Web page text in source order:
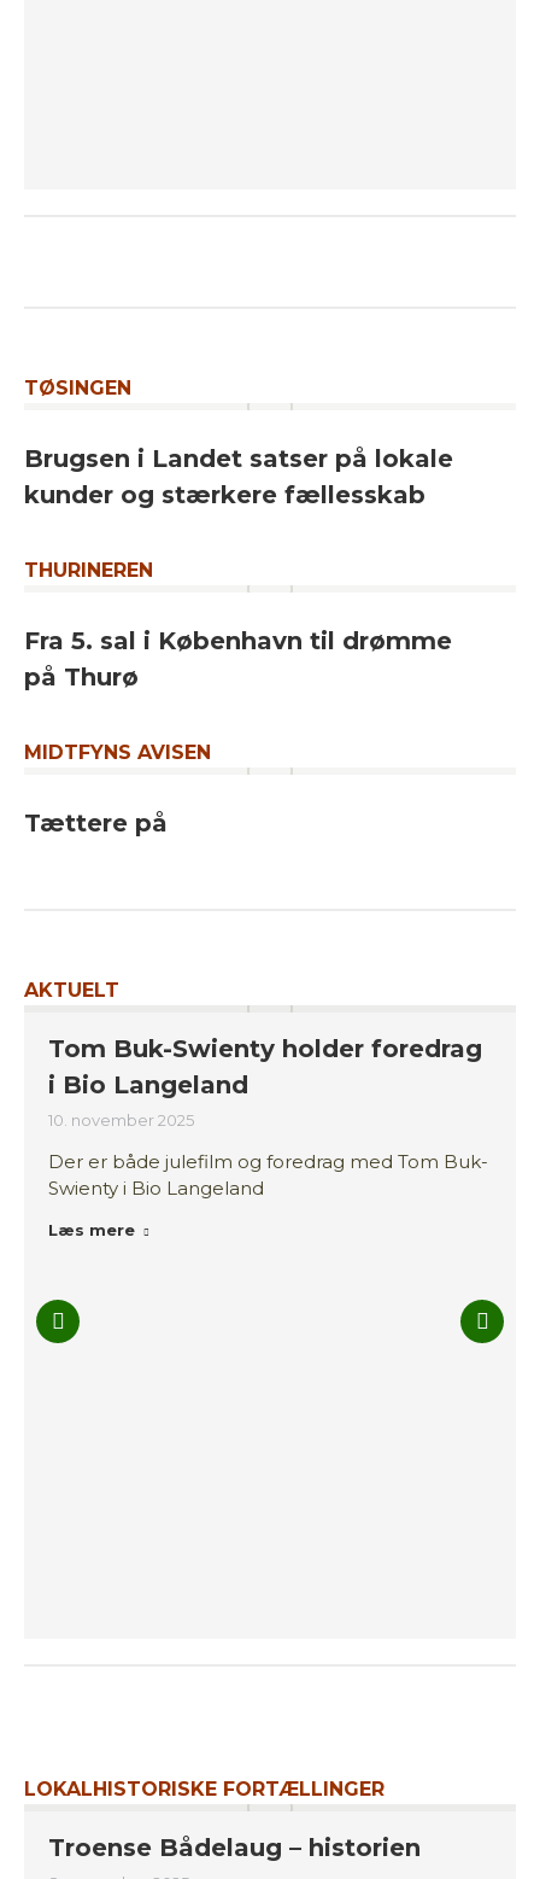
TØSINGEN
Brugsen i Landet satser på lokale
kunder og stærkere fællesskab
THURINEREN
Fra 5. sal i København til drømme
på Thurø
MIDTFYNS AVISEN
Tættere på
AKTUELT
Tom Buk-Swienty holder foredrag
i Bio Langeland
10. november 2025
Der er både julefilm og foredrag med Tom Buk-
Swienty i Bio Langeland
Læs mere
LOKALHISTORISKE FORTÆLLINGER
Troense Bådelaug – historien